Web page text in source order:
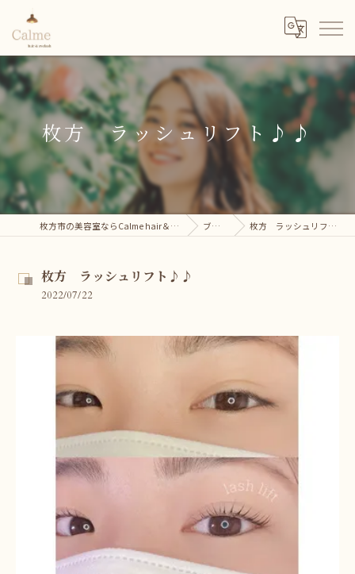
枚方 ラッシュリフト♪♪
枚方市の美容室ならCalme hair＆eyelash ブログ 枚方 ラッシュリフト♪♪
枚方 ラッシュリフト♪♪
2022/07/22